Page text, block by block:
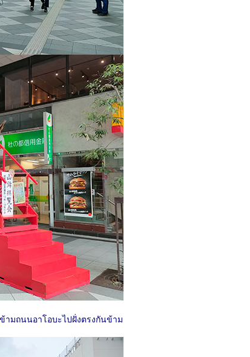
ามถนนอาโอบะไปฝั่งตรงกันข้าม